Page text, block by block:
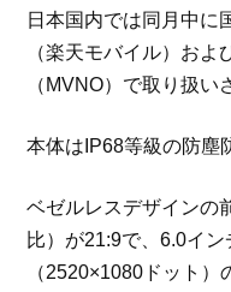
日本国内では同月中に
（楽天モバイル）お
（MVNO）で取り扱い
本体はIP68等級の防塵
ベゼルレスデザインの
比）が21:9で、6.0イ
（2520×1080ドット